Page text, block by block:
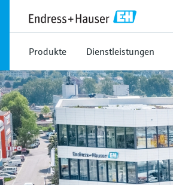
Produkte Dienstleistungen